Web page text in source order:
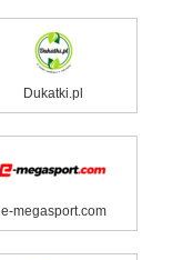
Dukatki.pl
e-megasport.com